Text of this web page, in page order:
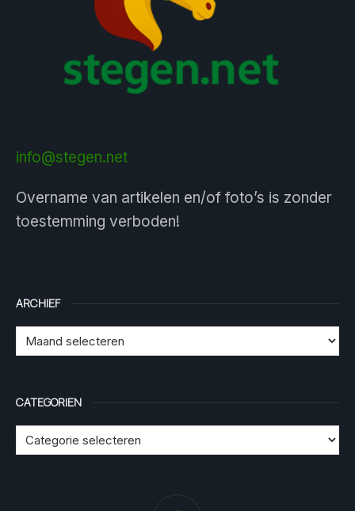
info@stegen.net
Overname van artikelen en/of foto’s is zonder
toestemming verboden!
ARCHIEF
CATEGORIEN